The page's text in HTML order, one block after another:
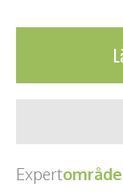
Expert